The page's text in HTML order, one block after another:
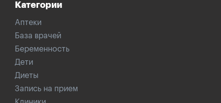
Категории
Аптеки
База врачей
Беременность
Дети
Диеты
Запись на прием